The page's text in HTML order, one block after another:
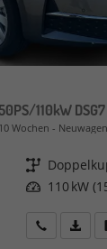
110kW
Wochen Neuwagen
Getriebe
Leistung 110 kW
Rückruf